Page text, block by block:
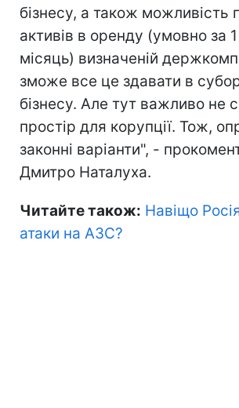
бізнесу, а також можливість
активів в оренду (умовно за
місяць) визначеній
зможе все це здавати в
бізнесу. Але тут важливо не
простір для корупції. Тож,
законні варіанти", -
Дмитро Наталуха.
Читайте також: Навіщо
атаки на АЗС?